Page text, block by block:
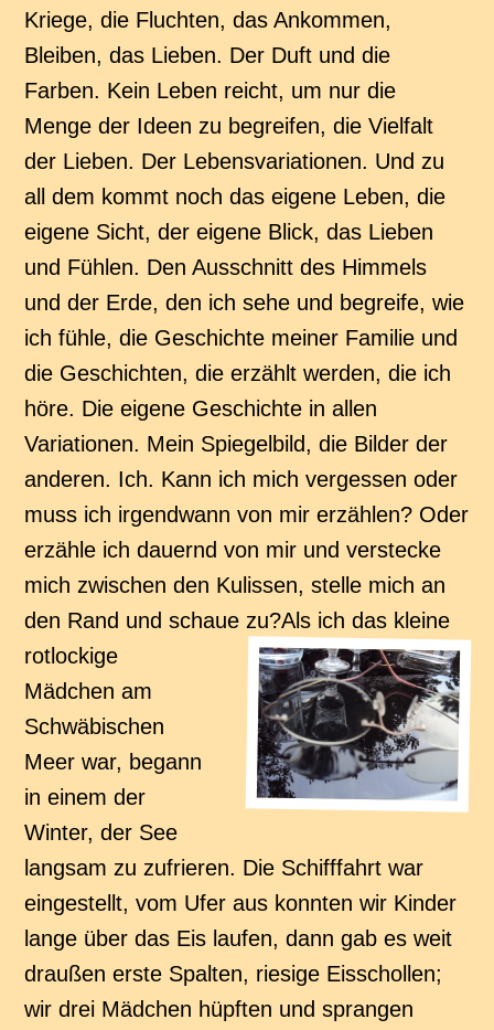
Kriege, die Fluchten, das Ankommen,
Bleiben, das Lieben. Der Duft und die
Farben. Kein Leben reicht, um nur die
Menge der Ideen zu begreifen, die Vielfalt
der Lieben. Der Lebensvariationen. Und zu
all dem kommt noch das eigene Leben, die
eigene Sicht, der eigene Blick, das Lieben
und Fühlen. Den Ausschnitt des Himmels
und der Erde, den ich sehe und begreife, wie
ich fühle, die Geschichte meiner Familie und
die Geschichten, die erzählt werden, die ich
höre. Die eigene Geschichte in allen
Variationen. Mein Spiegelbild, die Bilder der
anderen. Ich. Kann ich mich vergessen oder
muss ich irgendwann von mir erzählen? Oder
erzähle ich dauernd von mir und verstecke
mich zwischen den Kulissen, stelle mich an
den Rand und schaue zu?Als ich das kleine
rotlockige
Mädchen am
Schwäbischen
Meer war, begann
in einem der
Winter, der See
langsam zu zufrieren. Die Schifffahrt war
eingestellt, vom Ufer aus konnten wir Kinder
lange über das Eis laufen, dann gab es weit
draußen erste Spalten, riesige Eisschollen;
wir drei Mädchen hüpften und sprangen